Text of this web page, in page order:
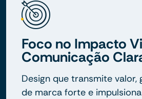
Foco no Impacto
Comunicação
Design que transmite valor,
de marca forte e